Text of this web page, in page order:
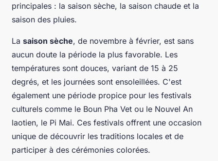
principales : la saison sèche, la saison chaude et la
saison des pluies.
La saison sèche, de novembre à février, est sans
aucun doute la période la plus favorable. Les
températures sont douces, variant de 15 à 25
degrés, et les journées sont ensoleillées. C'est
également une période propice pour les festivals
culturels comme le Boun Pha Vet ou le Nouvel An
laotien, le Pi Mai. Ces festivals offrent une occasion
unique de découvrir les traditions locales et de
participer à des cérémonies colorées.